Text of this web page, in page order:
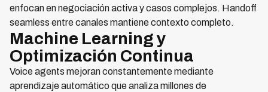
enfocan en negociación activa y casos complejos. Handoff
seamless entre canales mantiene contexto completo.
Machine Learning y
Optimización Continua
Voice agents mejoran constantemente mediante
aprendizaje automático que analiza millones de